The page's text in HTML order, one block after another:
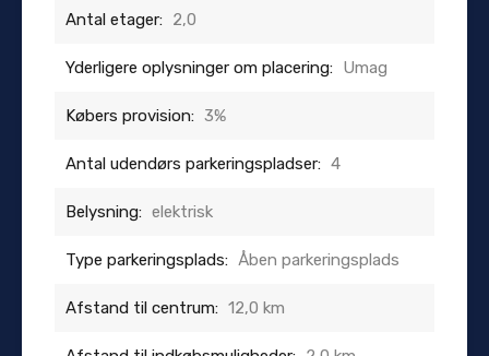
Antal etager: 2,0
Yderligere oplysninger om placering: Umag
Købers provision: 3%
Antal udendørs parkeringspladser: 4
Belysning: elektrisk
Type parkeringsplads: Åben parkeringsplads
Afstand til centrum: 12,0 km